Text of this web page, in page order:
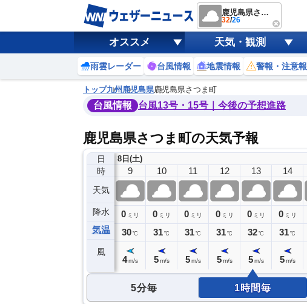
鹿児島県さつま町
32/26
オススメ 天気・観測
雨雲レーダー 台風情報 地震情報 警報・注意報
トップ九州 鹿児島県鹿児島県さつま町
台風情報 台風13号・15号｜今後の予想進路
鹿児島県さつま町の天気予報
日
時
天気
降水
気温
風
8日(土)
8
0ミリ
29℃
9
0 ミリ
30℃
4 m/s
10
0 ミリ
31℃
5 m/s
11
0 ミリ
31℃
5 m/s
12
0 ミリ
31℃
5 m/s
13
0 ミリ
32℃
5 m/s
14
0 ミリ
31℃
5 m/s
5分毎 1時間毎